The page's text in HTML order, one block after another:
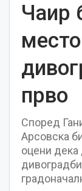
Чаир
прво
Според
Арсовска
оцени дека